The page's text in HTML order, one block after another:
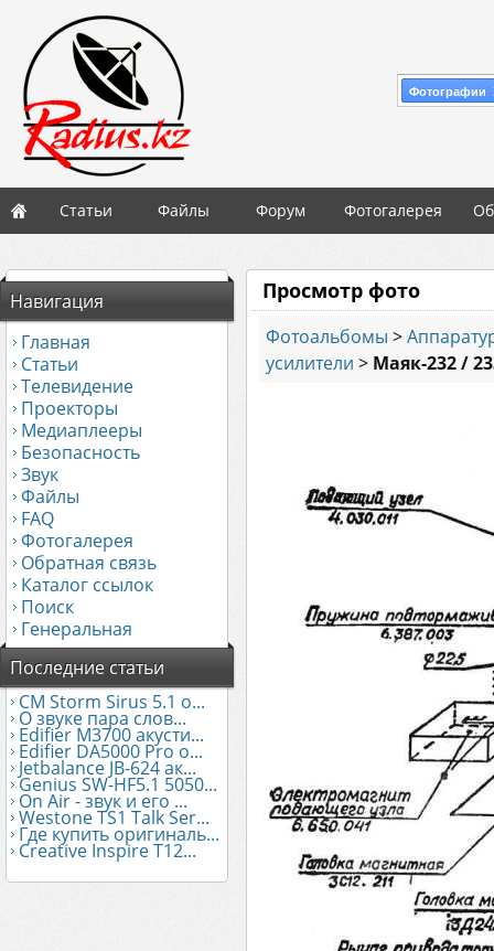
Фотографии
Статьи Файлы Форум Фотогалерея
Навигация
Главная
Статьи
Телевидение
Проекторы
Медиаплееры
Безопасность
Звук
Файлы
FAQ
Фотогалерея
Обратная связь
Каталог ссылок
Поиск
Генеральная
Последние статьи
CM Storm Sirus 5.1 о...
О звуке пара слов...
Edifier М3700 акусти...
Edifier DA5000 Pro о...
Jetbalance JB-624 ак...
Genius SW-HF5.1 5050...
On Air - звук и его ...
Westone TS1 Talk Ser...
Где купить оригиналь...
Creative Inspire T12...
Просмотр фото
Фотоальбомы >
усилители > Маяк-232 /